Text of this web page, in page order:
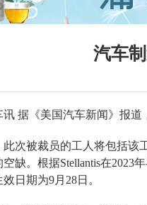
汽车
据《美国汽车新闻》报道
此次被裁员的工人将包括该
缺。根据Stellantis在2023
日期为9月28日。